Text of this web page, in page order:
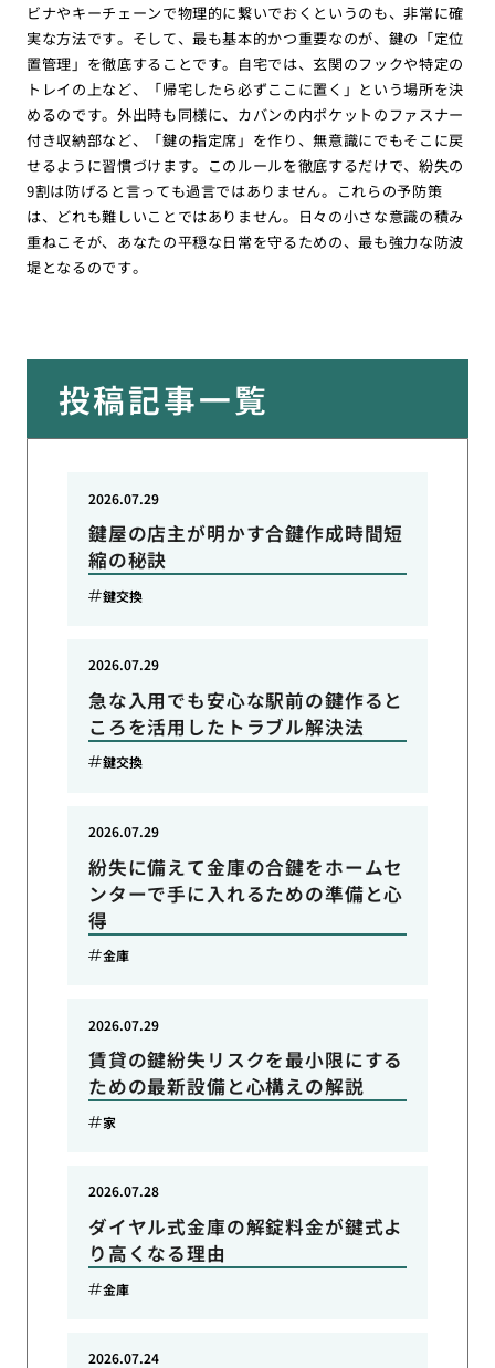
ビナやキーチェーンで物理的に繋いでおくというのも、非常に確
実な方法です。そして、最も基本的かつ重要なのが、鍵の「定位
置管理」を徹底することです。自宅では、玄関のフックや特定の
トレイの上など、「帰宅したら必ずここに置く」という場所を決
めるのです。外出時も同様に、カバンの内ポケットのファスナー
付き収納部など、「鍵の指定席」を作り、無意識にでもそこに戻
せるように習慣づけます。このルールを徹底するだけで、紛失の
9割は防げると言っても過言ではありません。これらの予防策
は、どれも難しいことではありません。日々の小さな意識の積み
重ねこそが、あなたの平穏な日常を守るための、最も強力な防波
堤となるのです。
投稿記事一覧
鍵屋の店主が明かす合鍵作成時間短
縮の秘訣
2026.07.29
鍵交換
急な入用でも安心な駅前の鍵作ると
ころを活用したトラブル解決法
2026.07.29
鍵交換
紛失に備えて金庫の合鍵をホームセ
ンターで手に入れるための準備と心
得
2026.07.29
金庫
賃貸の鍵紛失リスクを最小限にする
ための最新設備と心構えの解説
2026.07.29
家
ダイヤル式金庫の解錠料金が鍵式よ
り高くなる理由
2026.07.28
金庫
2026.07.24